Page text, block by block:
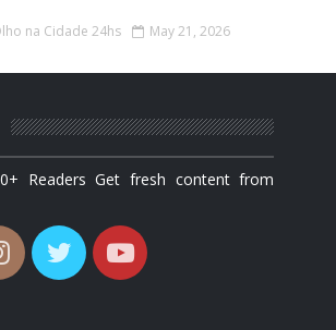
na Cidade 24hs May 21, 2026
Readers Get fresh content from